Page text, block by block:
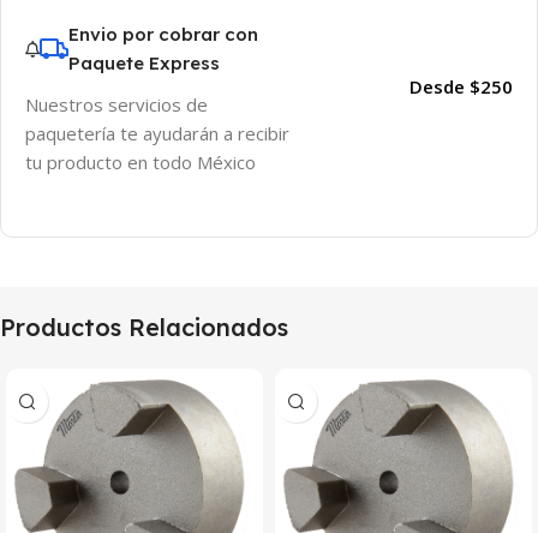
Envio por cobrar con
Paquete Express
Nuestros servicios de
paquetería te ayudarán a recibir
tu producto en todo México
Desde $250
Productos Relacionados